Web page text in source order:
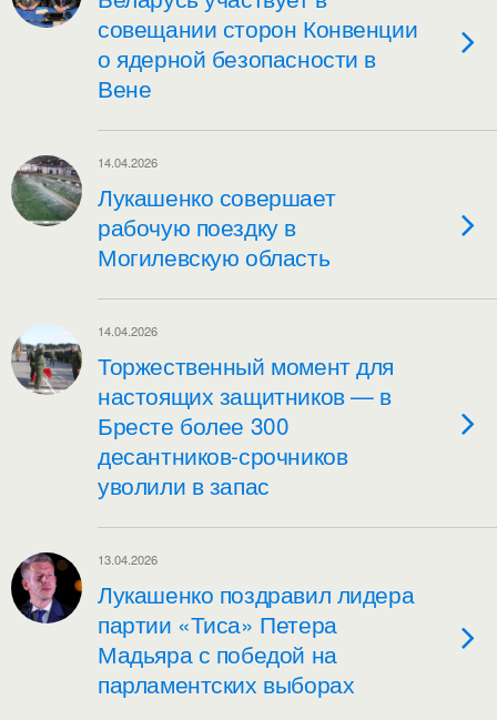
совещании сторон Конвенции
о ядерной безопасности в
Вене
14.04.2026
Лукашенко совершает
рабочую поездку в
Могилевскую область
14.04.2026
Торжественный момент для
настоящих защитников — в
Бресте более 300
десантников-срочников
уволили в запас
13.04.2026
Лукашенко поздравил лидера
партии «Тиса» Петера
Мадьяра с победой на
парламентских выборах